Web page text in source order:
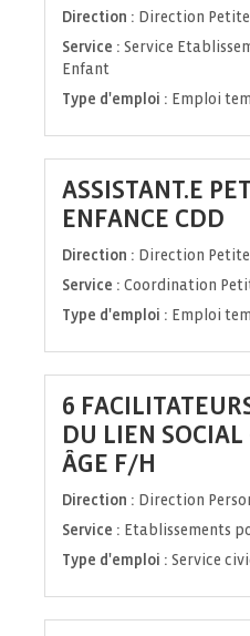
Direction : Direction
Service : Service
Enfant
Type d'emploi : Emploi
ASSISTANT.E
ENFANCE CDD
Direction : Direction
Service : Coordination
Type d'emploi : Emploi
6
DU LIEN SOCIAL
ÂGE F/H
fenêtre)
Direction : Direction
Service : Etablissements
Type d'emploi : Service